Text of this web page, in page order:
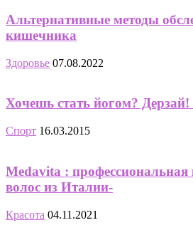
Альтернативные методы
кишечника
Здоровье 07.08.2022
Хочешь стать йогом?
Спорт 16.03.2015
Medavita : профессиональная
волос из Италии-
Красота 04.11.2021